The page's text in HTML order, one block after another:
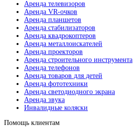
Аренда телевизоров
Аренда VR-очков
Аренда планшетов
Аренда стабилизаторов
Аренда квадрокоптеров
Аренда металлоискателей
Аренда проекторов
Аренда строительного инструмента
Аренда телефонов
Аренда товаров для детей
Аренда фототехники
Аренда светодиодного экрана
Аренда звука
Инвалидные коляски
Помощь клиентам